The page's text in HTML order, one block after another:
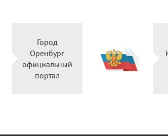
Город
Оренбург
официальный
портал